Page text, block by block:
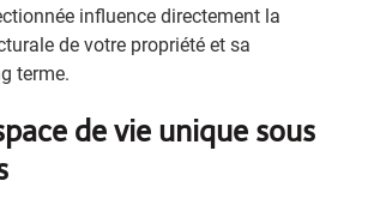
influence directement la
de votre propriété et sa
terme.
de vie unique sous